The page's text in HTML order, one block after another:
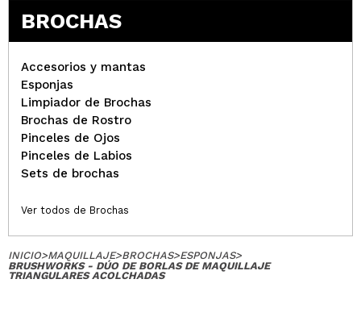
BROCHAS
Accesorios y mantas
Esponjas
Limpiador de Brochas
Brochas de Rostro
Pinceles de Ojos
Pinceles de Labios
Sets de brochas
Ver todos de Brochas
INICIO>MAQUILLAJE>BROCHAS>ESPONJAS>
BRUSHWORKS - DÚO DE BORLAS DE MAQUILLAJE
TRIANGULARES ACOLCHADAS